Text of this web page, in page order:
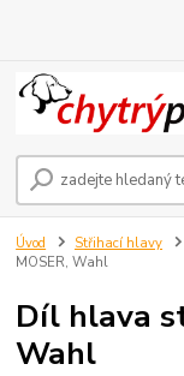
Úvod Střihací hlavy
MOSER, Wahl
Díl hlava
Wahl